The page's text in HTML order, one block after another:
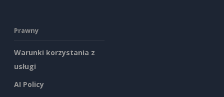
Prawny
Warunki korzystania z
usługi
AI Policy